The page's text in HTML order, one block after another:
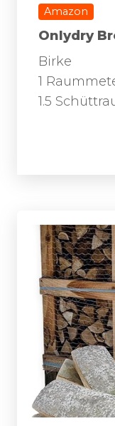
Amazon
Onlydry
Birke
1
1.5